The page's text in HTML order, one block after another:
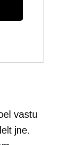
vastu
jne.